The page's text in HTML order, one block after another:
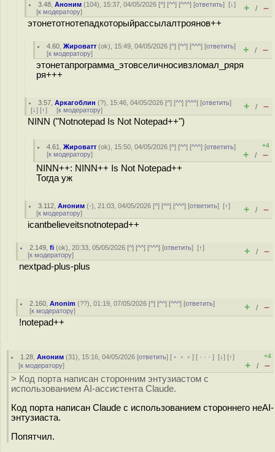
3.48 ,Аноним (104), 15:37, 04/05/2026 [^] [^^] [^^^] [ответить][↓]
[к модератору] + / –
этонетотнотепадкоторыйрассылалтроянов++
4.60 ,Жироватт (ok), 15:49, 04/05/2026 [^] [^^] [^^^] [ответить]
[к модератору] + / –
этонетапрограмма_этовселичносивзломал_ряря
ря+++
3.57 ,Аркагоблин (?), 15:46, 04/05/2026 [^] [^^] [^^^] [ответить]
[↓] [↑] [к модератору] + / –
NINN ("Notnotepad Is Not Notepad++")
4.61 ,Жироватт (ok), 15:50, 04/05/2026 [^] [^^] [^^^] [ответить]
[к модератору]
+4
+ / –
NINN++: NINN++ Is Not Notepad++
Тогда уж
3.112 ,Аноним (-), 21:03, 04/05/2026 [^] [^^] [^^^] [ответить][↑]
[к модератору] + / –
icantbelieveitsnotnotepad++
2.149 ,fi (ok), 20:33, 05/05/2026 [^] [^^] [^^^] [ответить][↑]
[к модератору] + / –
nextpad-plus-plus
2.160 ,Anonim (??), 01:19, 07/05/2026 [^] [^^] [^^^] [ответить]
[к модератору] + / –
!notepad++
1.28 ,Аноним (31), 15:16, 04/05/2026 [ответить] [ ﹢﹢﹢] [ · · ·][↓] [↑]
[к модератору]
+4
+ / –
> Код порта написан сторонним энтузиастом с
использованием AI-ассистента Claude.
Код порта написан Claude с использованием стороннего неAI-
энтузиаста.
Попятчил.